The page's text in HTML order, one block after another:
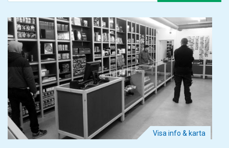
Visa info & karta